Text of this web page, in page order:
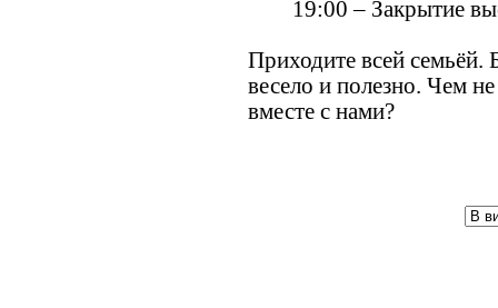
19:00 – Закрытие
Приходите всей семьёй.
весело и полезно. Чем
вместе с нами?